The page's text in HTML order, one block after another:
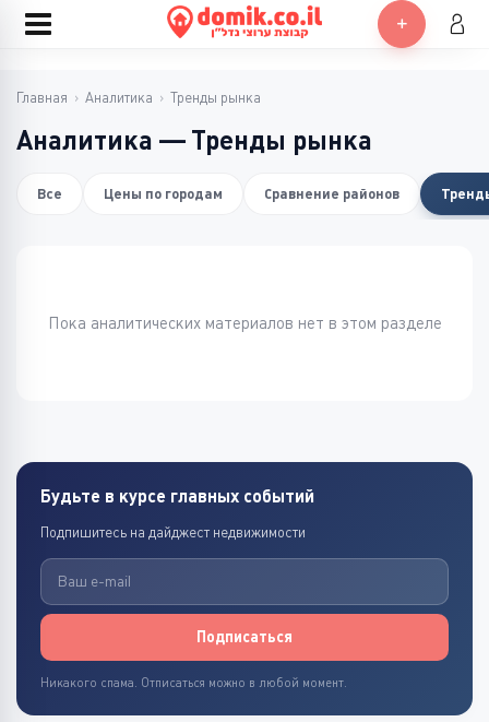
Главная › Аналитика › Тренды рынка
Аналитика — Тренды рынка
Все Цены по городам Сравнение районов
Пока аналитических материалов нет в этом разделе
Будьте в курсе главных событий
Подпишитесь на дайджест недвижимости
Подписаться
Никакого спама. Отписаться можно в любой момент.